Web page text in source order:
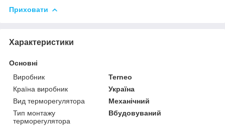
Приховати
Характеристики
Основні
Виробник
Terneo
Країна виробник
Україна
Вид терморегулятора
Механічний
Тип монтажу
терморегулятора
Вбудовуваний